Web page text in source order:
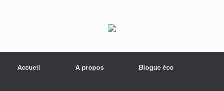
Accueil
À propos Blogue éco